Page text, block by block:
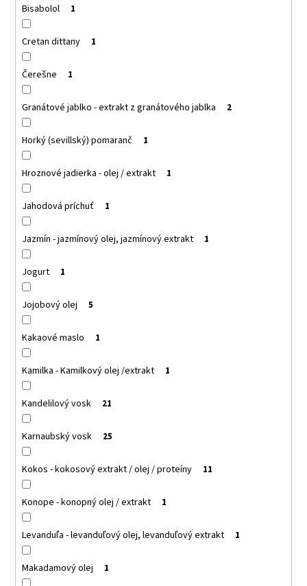
Bisabolol 1
Cretan dittany 1
Čerešne 1
Granátové jablko - extrakt z granátového jablka 2
Horký (sevillský) pomaranč 1
Hroznové jadierka - olej / extrakt 1
Jahodová príchuť 1
Jazmín - jazmínový olej, jazmínový extrakt 1
Jogurt 1
Jojobový olej 5
Kakaové maslo 1
Kamilka - Kamilkový olej /extrakt 1
Kandelilový vosk 21
Karnaubský vosk 25
Kokos - kokosový extrakt / olej / proteíny 11
Konope - konopný olej / extrakt 1
Levanduľa - levanduľový olej, levanduľový extrakt 1
Makadamový olej 1
m
HNEDÁ
SKLENENÁ
FARMACEUTICKÁ
FĽAŠA
KVAPKACOU
PIPETOU
ML
SET
BOTTLE,
ML,
GLASS,
AMBER,
PHARMACEUTICAL
DROPPER
PIPETTE,
GLASS,
WITH
BLACK
CAP
€1,49
Pôvodne:
€1,98